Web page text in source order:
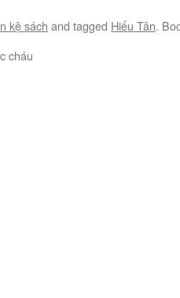
kệ sách and tagged Hiếu Tân.
cháu